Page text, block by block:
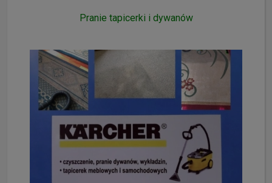
Pranie tapicerki i dywanów